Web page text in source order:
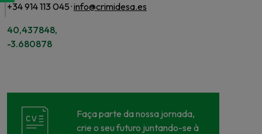
+34 914 113 045 ·info@crimidesa.es
40,437848,
-3.680878
Faça parte da nossa jornada,
crie o seu futuro juntando-se à